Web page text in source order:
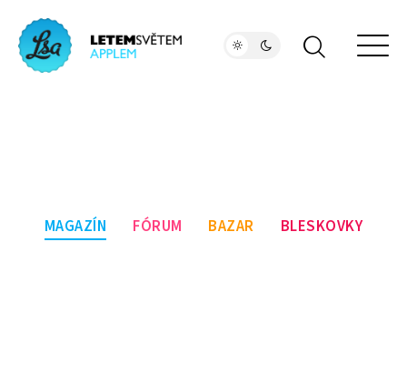
MAGAZÍN FÓRUM BAZAR BLESKOVKY